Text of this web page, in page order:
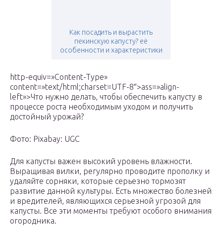
Как посадить и вырастить
пекинскую капусту? её
особенности и характеристики
http-equiv=»Content-Type»
content=»text/html;charset=UTF-8″>ass=»align-
left»>Что нужно делать, чтобы обеспечить капусту в
процессе роста необходимым уходом и получить
достойный урожай?
Фото: Pixabay: UGC
Для капусты важен высокий уровень влажности.
Выращивая вилки, регулярно проводите прополку и
удаляйте сорняки, которые серьезно тормозят
развитие данной культуры. Есть множество болезней
и вредителей, являющихся серьезной угрозой для
капусты. Все эти моменты требуют особого внимания
огородника.